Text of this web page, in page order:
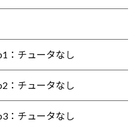
：チュータなし
：チュータなし
：チュータなし